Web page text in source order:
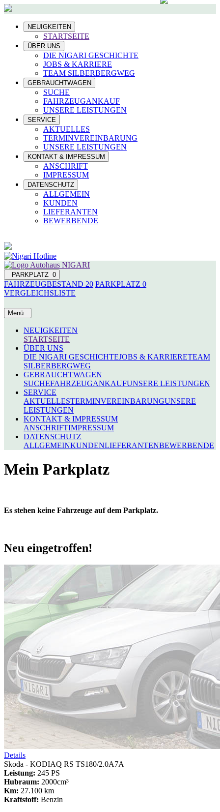
NEUIGKEITEN
STARTSEITE
ÜBER UNS
DIE NIGARI GESCHICHTE
JOBS & KARRIERE
TEAM SILBERBERGWEG
GEBRAUCHTWAGEN
SUCHE
FAHRZEUGANKAUF
UNSERE LEISTUNGEN
SERVICE
AKTUELLES
TERMINVEREINBARUNG
UNSERE LEISTUNGEN
KONTAKT & IMPRESSUM
ANSCHRIFT
IMPRESSUM
DATENSCHUTZ
ALLGEMEIN
KUNDEN
LIEFERANTEN
BEWERBENDE
PARKPLATZ 0
FAHRZEUGBESTAND 20 PARKPLATZ 0
VERGLEICHSLISTE
Menü
NEUIGKEITEN
STARTSEITE
ÜBER UNS
DIE NIGARI GESCHICHTEJOBS & KARRIERETEAM
SILBERBERGWEG
GEBRAUCHTWAGEN
SUCHEFAHRZEUGANKAUFUNSERE LEISTUNGEN
SERVICE
AKTUELLESTERMINVEREINBARUNGUNSERE
LEISTUNGEN
KONTAKT & IMPRESSUM
ANSCHRIFTIMPRESSUM
DATENSCHUTZ
ALLGEMEINKUNDENLIEFERANTENBEWERBENDE
Mein Parkplatz
Es stehen keine Fahrzeuge auf dem Parkplatz.
Neu eingetroffen!
Details
Skoda - KODIAQ RS TS180/2.0A7A
Leistung: 245 PS
Hubraum: 2000cm³
Km: 27.100 km
Kraftstoff: Benzin